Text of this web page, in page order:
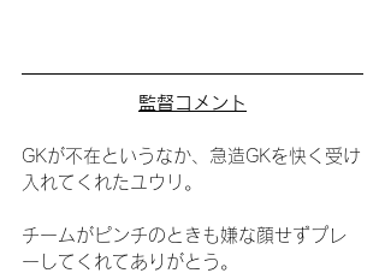
監督コメント
GKが不在というなか、急造GKを快く受け
入れてくれたユウリ。
チームがピンチのときも嫌な顔せずプレ
ーしてくれてありがとう。